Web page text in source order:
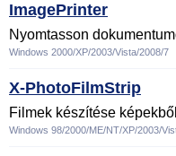
ImagePrinter
Nyomtasson
Windows 2000/XP/2003/Vista/2008/7
X-PhotoFilmStrip
Filmek készítése
Windows 98/2000/ME/NT/XP/2003/